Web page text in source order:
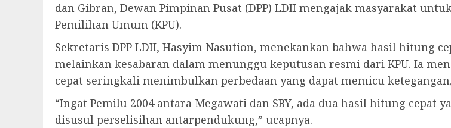
dan Gibran, Dewan Pimpinan Pusat (DPP) LDII mengajak masyarakat
Pemilihan Umum (KPU).
Sekretaris DPP LDII, Hasyim Nasution, menekankan bahwa hasil hitung
melainkan kesabaran dalam menunggu keputusan resmi dari KPU. Ia
cepat seringkali menimbulkan perbedaan yang dapat memicu
“Ingat Pemilu 2004 antara Megawati dan SBY, ada dua hasil hitung cepat
disusul perselisihan antarpendukung,” ucapnya.